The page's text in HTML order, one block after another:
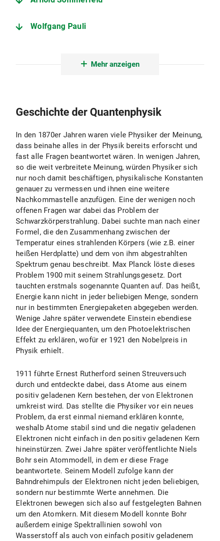
Wolfgang Pauli
Mehr anzeigen
Geschichte der Quantenphysik
In den 1870er Jahren waren viele Physiker der Meinung,
dass beinahe alles in der Physik bereits erforscht und
fast alle Fragen beantwortet wären. In wenigen Jahren,
so die weit verbreitete Meinung, würden Physiker sich
nur noch damit beschäftigen, physikalische Konstanten
genauer zu vermessen und ihnen eine weitere
Nachkommastelle anzufügen. Eine der wenigen noch
offenen Fragen war dabei das Problem der
Schwarzkörperstrahlung. Dabei suchte man nach einer
Formel, die den Zusammenhang zwischen der
Temperatur eines strahlenden Körpers (wie z.B. einer
heißen Herdplatte) und dem von ihm abgestrahlten
Spektrum genau beschreibt. Max Planck löste dieses
Problem 1900 mit seinem Strahlungsgesetz. Dort
tauchten erstmals sogenannte Quanten auf. Das heißt,
Energie kann nicht in jeder beliebigen Menge, sondern
nur in bestimmten Energiepaketen abgegeben werden.
Wenige Jahre später verwendete Einstein ebendiese
Idee der Energiequanten, um den Photoelektrischen
Effekt zu erklären, wofür er 1921 den Nobelpreis in
Physik erhielt.
1911 führte Ernest Rutherford seinen Streuversuch
durch und entdeckte dabei, dass Atome aus einem
positiv geladenen Kern bestehen, der von Elektronen
umkreist wird. Das stellte die Physiker vor ein neues
Problem, da erst einmal niemand erklären konnte,
weshalb Atome stabil sind und die negativ geladenen
Elektronen nicht einfach in den positiv geladenen Kern
hineinstürzen. Zwei Jahre später veröffentlichte Niels
Bohr sein Atommodell, in dem er diese Frage
beantwortete. Seinem Modell zufolge kann der
Bahndrehimpuls der Elektronen nicht jeden beliebigen,
sondern nur bestimmte Werte annehmen. Die
Elektronen bewegen sich also auf festgelegten Bahnen
um den Atomkern. Mit diesem Modell konnte Bohr
außerdem einige Spektrallinien sowohl von
Wasserstoff als auch von einfach positiv geladenem